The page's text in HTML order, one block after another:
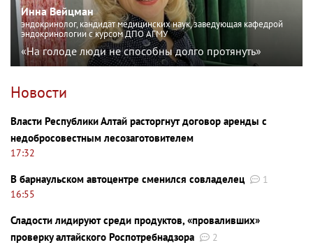
Инна Вейцман
эндокринолог, кандидат медицинских наук, заведующая кафедрой
эндокринологии с курсом ДПО АГМУ
«На голоде люди не способны долго протянуть»
Новости
Власти Республики Алтай расторгнут договор аренды с
недобросовестным лесозаготовителем
17:32
В барнаульском автоцентре сменился совладелец
1
16:55
Сладости лидируют среди продуктов, «проваливших»
проверку алтайского Роспотребнадзора
2